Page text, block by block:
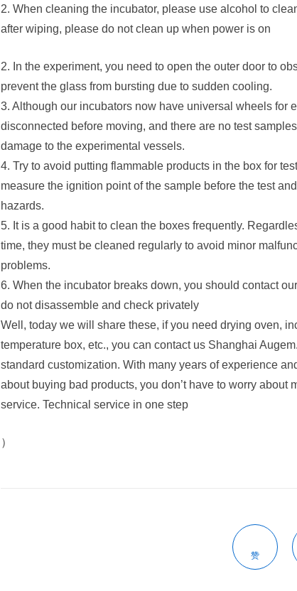
2. When cleaning the incubator, please use alcohol to
after wiping, please do not clean up when power is on
2. In the experiment, you need to open the outer door to
prevent the glass from bursting due to sudden cooling.
3. Although our incubators now have universal wheels for
disconnected before moving, and there are no test
damage to the experimental vessels.
4. Try to avoid putting flammable products in the box for
measure the ignition point of the sample before the test
hazards.
5. It is a good habit to clean the boxes frequently.
time, they must be cleaned regularly to avoid minor
problems.
6. When the incubator breaks down, you should contact
do not disassemble and check privately
Well, today we will share these, if you need drying oven,
temperature box, etc., you can contact us Shanghai
standard customization. With many years of experience
about buying bad products, you don’t have to worry
service. Technical service in one step
）
赞